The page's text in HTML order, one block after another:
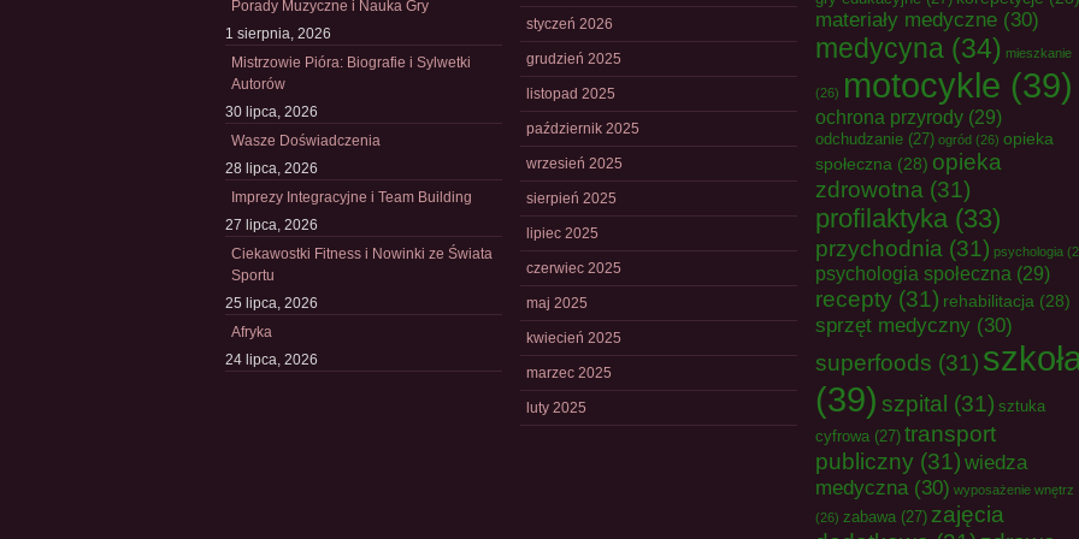
Porady Muzyczne i Nauka Gry
1 sierpnia, 2026
Mistrzowie Pióra: Biografie i Sylwetki
Autorów
30 lipca, 2026
Wasze Doświadczenia
28 lipca, 2026
Imprezy Integracyjne i Team Building
27 lipca, 2026
Ciekawostki Fitness i Nowinki ze Świata
Sportu
25 lipca, 2026
Afryka
24 lipca, 2026
styczeń 2026
grudzień 2025
listopad 2025
październik 2025
wrzesień 2025
sierpień 2025
lipiec 2025
czerwiec 2025
maj 2025
kwiecień 2025
marzec 2025
luty 2025
materiały medyczne (30)
medycyna (34) mieszkanie
(26) motocykle (39)
ochrona przyrody (29)
odchudzanie (27) ogród (26) opieka
społeczna (28) opieka
zdrowotna (31)
profilaktyka (33)
przychodnia (31) psychologia
psychologia społeczna (29)
recepty (31) rehabilitacja (28)
sprzęt medyczny (30)
superfoods (31)
(39) szpital (31) sztuka
cyfrowa (27) transport
publiczny (31) wiedza
medyczna(30) wyposażenie wnętrz
(26) zabawa (27) zajęcia